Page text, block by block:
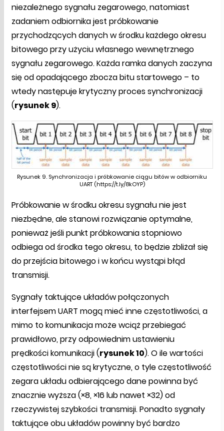
niezależnego sygnału zegarowego, natomiast
zadaniem odbiornika jest próbkowanie
przychodzących danych w środku każdego okresu
bitowego przy użyciu własnego wewnętrznego
sygnału zegarowego. Każda ramka danych zaczyna
się od opadającego zbocza bitu startowego – to
wtedy następuje krytyczny proces synchronizacji
(rysunek 9).
Rysunek 9. Synchronizacja i próbkowanie ciągu bitów w odbiorniku
UART (https://t.ly/8kOYP)
Próbkowanie w środku okresu sygnału nie jest
niezbędne, ale stanowi rozwiązanie optymalne,
ponieważ jeśli punkt próbkowania stopniowo
odbiega od środka tego okresu, to będzie zbliżał się
do przejścia bitowego i w końcu wystąpi błąd
transmisji.
Sygnały taktujące układów połączonych
interfejsem UART mogą mieć inne częstotliwości, a
mimo to komunikacja może wciąż przebiegać
prawidłowo, przy odpowiednim ustawieniu
prędkości komunikacji (rysunek 10). O ile wartości
częstotliwości nie są krytyczne, o tyle częstotliwość
zegara układu odbierającego dane powinna być
znacznie wyższa (×8, ×16 lub nawet ×32) od
rzeczywistej szybkości transmisji. Ponadto sygnały
taktujące obu układów powinny być bardzo